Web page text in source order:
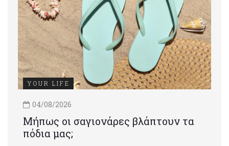
YOUR LIFE
04/08/2026
Μήπως οι σαγιονάρες βλάπτουν τα
πόδια μας;